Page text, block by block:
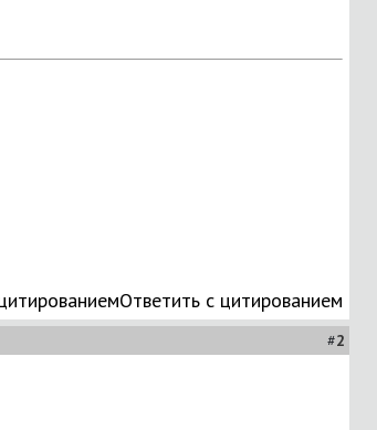
Ответить с цитированием
#2